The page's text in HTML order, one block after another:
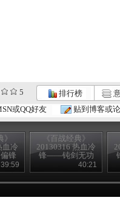
5 排行榜
或QQ好友 贴到博客或
》
血冷
锋
39:59
《百战经典》
20130316 热血冷
锋——钝剑无功
40:21